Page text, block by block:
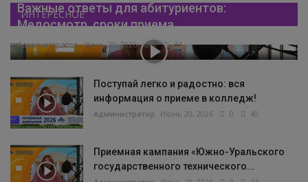
ИНТЕРЕСНОЕ
Важные ответы для абитуриентов:
Медосмотр, сроки приема...
Администратор Июнь 20, 2026 0 44
Поступай легко и радостно: вся
информация о приеме в колледж!
Администратор Июнь 20, 2026 0 40
Приемная кампания «Южно-Уральского
государственного технического...